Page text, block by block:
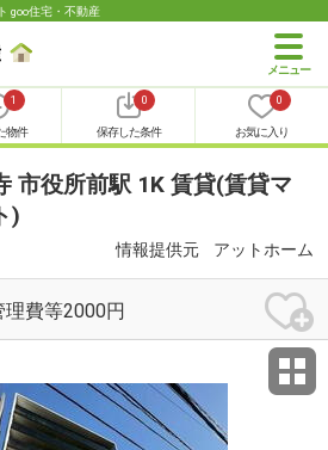
goo住宅・不動産
1
物件
0
保存した条件
0
お気に入り
市役所前駅 1K 賃貸(賃貸マ
)
情報提供元 アットホーム
費等2000円